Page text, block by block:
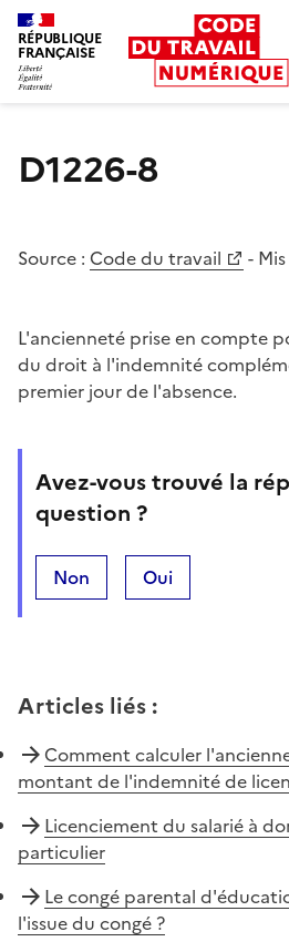
RÉPUBLIQUE
FRANÇAISE
D1226-8
Source : Code du travail -
L'ancienneté prise en compte
du droit à l'indemnité
premier jour de l'absence.
Avez-vous trouvé la
question ?
Non Oui
Articles liés :
Comment calculer
montant de l'indemnité de
Licenciement du salarié à
particulier
Le congé parental
l'issue du congé ?